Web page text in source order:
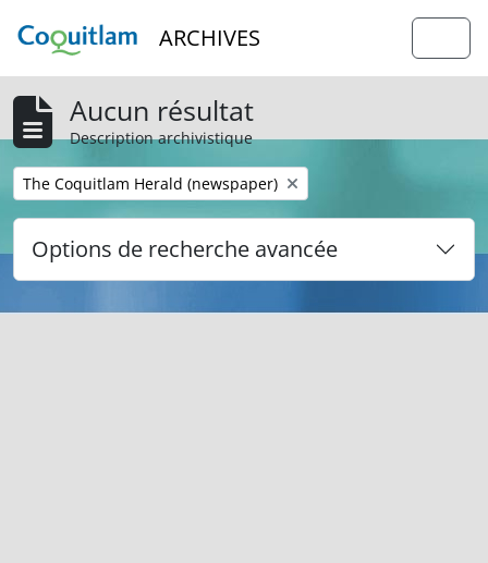
ARCHIVES
Aucun résultat
Description archivistique
Remove filter:
The Coquitlam Herald (newspaper)
Options de recherche avancée